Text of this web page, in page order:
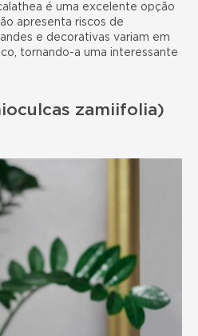
é uma excelente opção
apresenta riscos de
e decorativas variam em
tornando-a uma interessante
zamiifolia)